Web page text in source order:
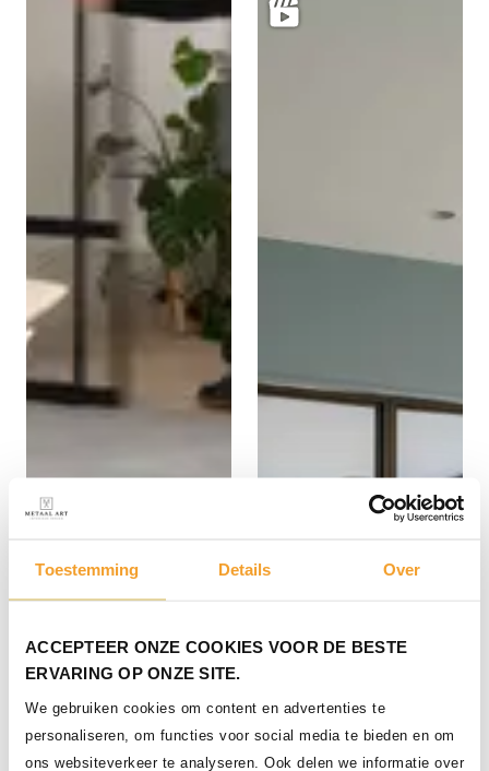
Toestemming Details Over
ACCEPTEER ONZE COOKIES VOOR DE BESTE
ERVARING OP ONZE SITE.
We gebruiken cookies om content en advertenties te
personaliseren, om functies voor social media te bieden en om
ons websiteverkeer te analyseren. Ook delen we informatie over
Stalen schuifdeuren en
vaste panelen